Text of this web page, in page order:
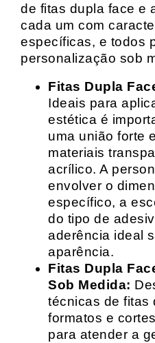
de fitas dupla face e
cada um com
específicas, e todos
personalização sob
Fitas Dupla
Ideais para
estética é
uma união forte
materiais
acrílico. A
envolver o
específico, a
do tipo de
aderência ideal
aparência.
Fitas Dupla
Sob Medida:
técnicas de fitas
formatos e
para atender a